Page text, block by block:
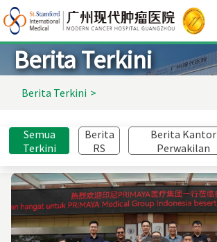
Berita Terkini
Berita Terkini >
Semua
Terkini
Berita
RS
Berita Kantor
Perwakilan